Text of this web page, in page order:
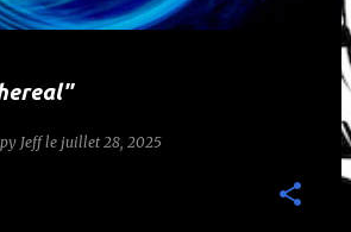
Jeff le juillet 28, 2025